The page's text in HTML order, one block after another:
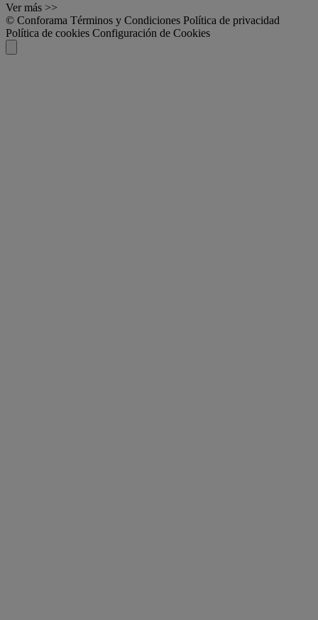
Ver más >>
© Conforama Términos y Condiciones Política de privacidad
Política de cookies Configuración de Cookies